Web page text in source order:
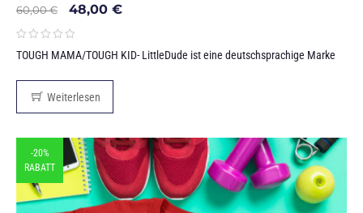
60,00€ 48,00 €
TOUGH MAMA/TOUGH KID- LittleDude ist eine deutschsprachige Marke
Weiterlesen
-20%
RABATT